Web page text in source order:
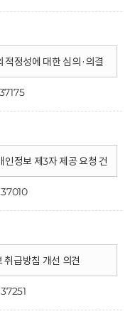
적정성에 대한 심의·의결
37175
정보 제3자 제공 요청 건
37010
급방침 개선 의견
37251